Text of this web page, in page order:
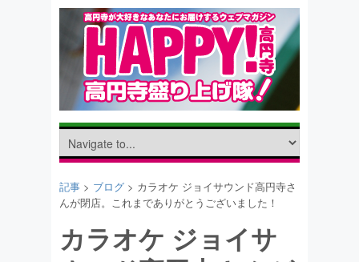
記事 > ブログ > カラオケ ジョイサウンド高円寺さ
んが閉店。これまでありがとうございました！
カラオケ ジョイサ